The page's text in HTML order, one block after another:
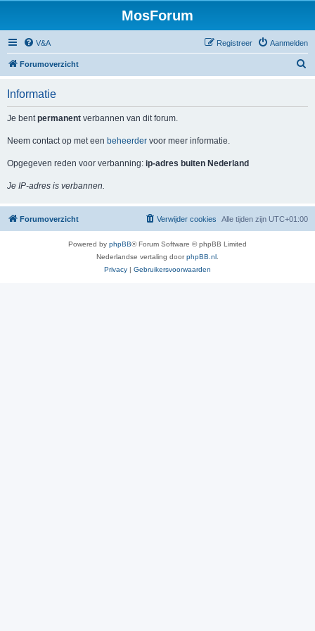
MosForum
V&A Aanmelden
Registreer
Forumoverzicht
Informatie
Je bentpermanent verbannen van dit forum.
Neem contact op met een beheerder voor meer informatie.
Opgegeven reden voor verbanning: ip-adres buiten Nederland
Je IP-adres is verbannen.
Forumoverzicht Alle tijden zijn UTC+01:00
Verwijder cookies
Powered by phpBB® Forum Software © phpBB Limited
Nederlandse vertaling doorphpBB.nl
Privacy | Gebruikersvoorwaarden